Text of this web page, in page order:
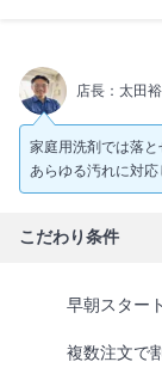
店長：太田裕
家庭用洗剤では落
あらゆる汚れに対応
こだわり条件
早朝スター
複数注文で